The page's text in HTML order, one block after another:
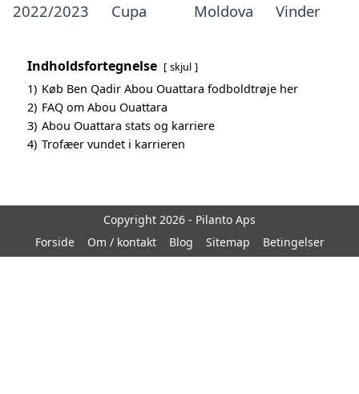
2022/2023 Cupa Moldova Vinder
Indholdsfortegnelse skjul
1) Køb Ben Qadir Abou Ouattara fodboldtrøje her
2) FAQ om Abou Ouattara
3) Abou Ouattara stats og karriere
4) Trofæer vundet i karrieren
Copyright 2026 - Pilanto Aps
Forside
Om / kontakt Blog Sitemap Betingelser